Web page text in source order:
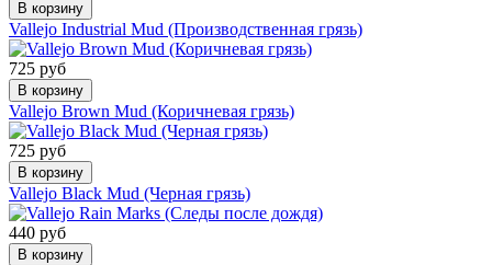
В корзину
Vallejo Industrial Mud (Производственная грязь)
725 руб
В корзину
Vallejo Brown Mud (Коричневая грязь)
725 руб
В корзину
Vallejo Black Mud (Черная грязь)
440 руб
В корзину